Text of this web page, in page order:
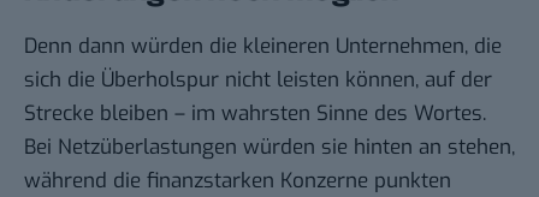
Denn dann würden die kleineren Unternehmen, die
sich die Überholspur nicht leisten können, auf der
Strecke bleiben – im wahrsten Sinne des Wortes.
Bei Netzüberlastungen würden sie hinten an stehen,
während die finanzstarken Konzerne punkten